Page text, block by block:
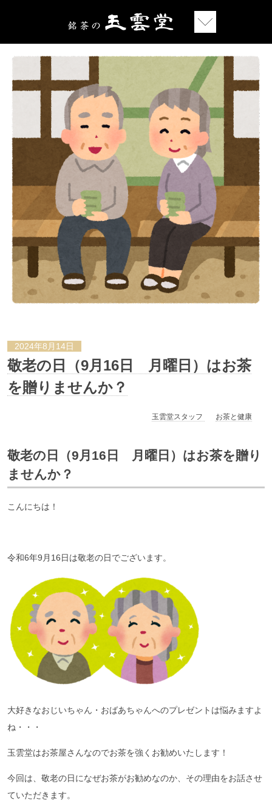
2024年8月14日
敬老の日（9月16日 月曜日）はお茶
を贈りませんか？
玉雲堂スタッフ お茶と健康
敬老の日（9月16日 月曜日）はお茶を贈り
ませんか？
こんにちは！
令和6年9月16日は敬老の日でございます。
大好きなおじいちゃん・おばあちゃんへのプレゼントは悩みますよ
ね・・・
玉雲堂はお茶屋さんなのでお茶を強くお勧めいたします！
今回は、敬老の日になぜお茶がお勧めなのか、その理由をお話させ
ていただきます。